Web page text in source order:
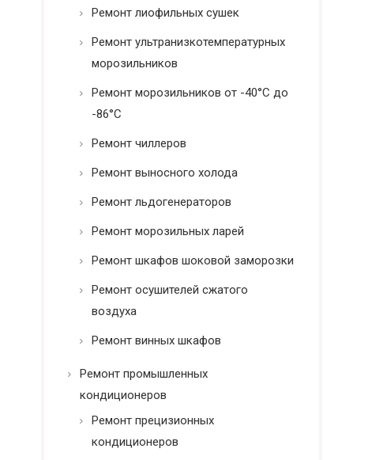
Ремонт лиофильных сушек
Ремонт ультранизкотемпературных
морозильников
Ремонт морозильников от -40°C до
-86°C
Ремонт чиллеров
Ремонт выносного холода
Ремонт льдогенераторов
Ремонт морозильных ларей
Ремонт шкафов шоковой заморозки
Ремонт осушителей сжатого
воздуха
Ремонт винных шкафов
Ремонт промышленных
кондиционеров
Ремонт прецизионных
кондиционеров